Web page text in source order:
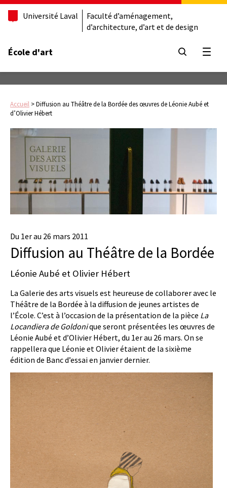
Université Laval
Faculté d’aménagement,
d’architecture, d’art et de design
École d'art
Accueil >Diffusion au Théâtre de la Bordée des œuvres de Léonie Aubé et
d’Olivier Hébert
Du 1er au 26 mars 2011
Diffusion au Théâtre de la Bordée
Léonie Aubé et Olivier Hébert
La Galerie des arts visuels est heureuse de collaborer avec le
Théâtre de la Bordée à la diffusion de jeunes artistes de
l’École. C’est à l’occasion de la présentation de la pièce La
Locandiera de Goldonique seront présentées les œuvres de
Léonie Aubé et d’Olivier Hébert, du 1er au 26 mars. On se
rappellera que Léonie et Olivier étaient de la sixième
édition de Banc d’essai en janvier dernier.